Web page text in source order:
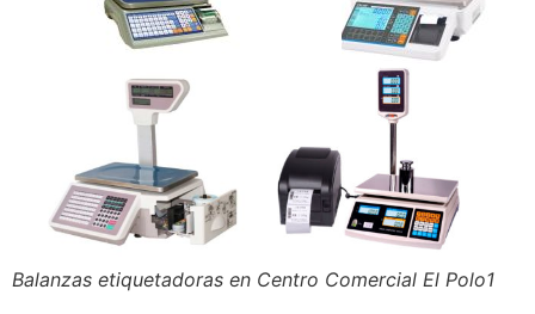
Balanzas etiquetadoras en Centro Comercial El Polo1